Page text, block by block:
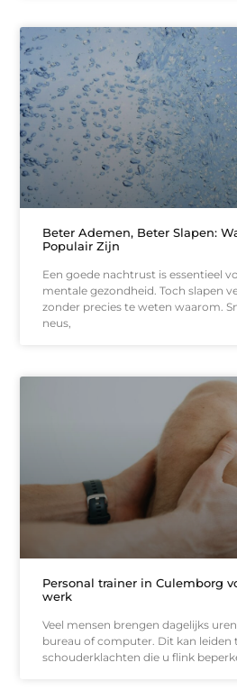
Beter Ademen, Beter Slapen:
Populair Zijn
Een goede nachtrust is essentieel
mentale gezondheid. Toch slapen
zonder precies te weten waarom.
neus,
Personal trainer in Culemborg
werk
Veel mensen brengen dagelijks
bureau of computer. Dit kan leiden
schouderklachten die u flink